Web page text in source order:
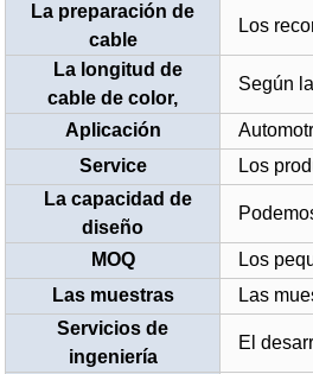
La preparación de
cable
Los
La longitud de
cable de color,
Según
Aplicación
Service
Los
La capacidad de
diseño
MOQ Los
Las muestras
Las
Servicios de
ingeniería
El